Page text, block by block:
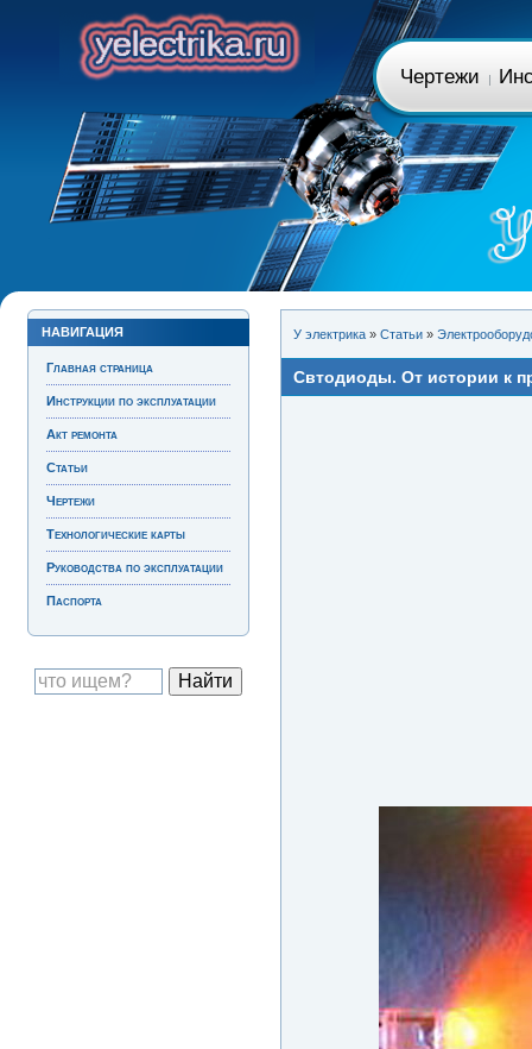
Чертежи
У электрика » Статьи »
Свтодиоды. От истории к
НАВИГАЦИЯ
Главная страница
Инструкции по эксплуатации
Акт ремонта
Статьи
Чертежи
Технологические карты
Руководства по эксплуатации
Паспорта